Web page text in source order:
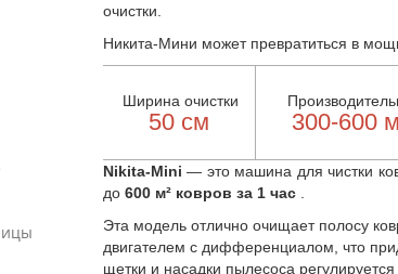
очистки.
Никита-Мини может превратиться в
Ширина очистки
50 см 300-600
Nikita-Mini — это машина для чистки
до 600 м² ковров за 1 час.
Эта модель отлично очищает полосу
двигателем с дифференциалом, что
щетки и насадки пылесоса